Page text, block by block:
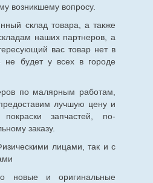
возникшему вопросу.
склад товара, а также
наших партнеров, а
вас товар нет в
не будет у всех в городе
по малярным работам,
лучшую цену и
покраски запчастей, по-
заказу.
лицами, так и с
новые и оригинальные